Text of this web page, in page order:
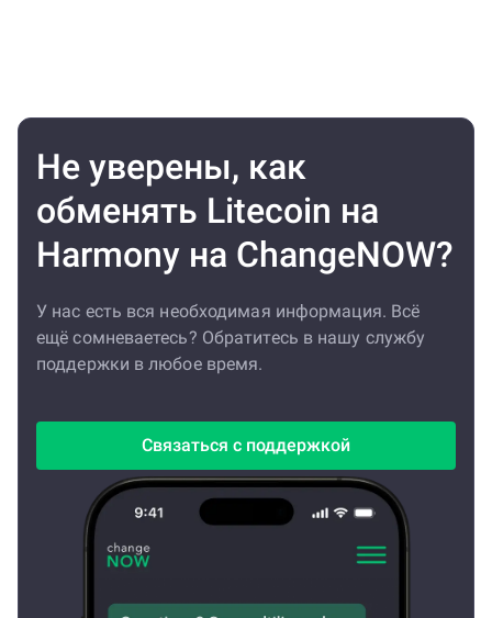
Не уверены, как
обменять Litecoin на
Harmony на ChangeNOW?
У нас есть вся необходимая информация. Всё
ещё сомневаетесь? Обратитесь в нашу службу
поддержки в любое время.
Связаться с поддержкой